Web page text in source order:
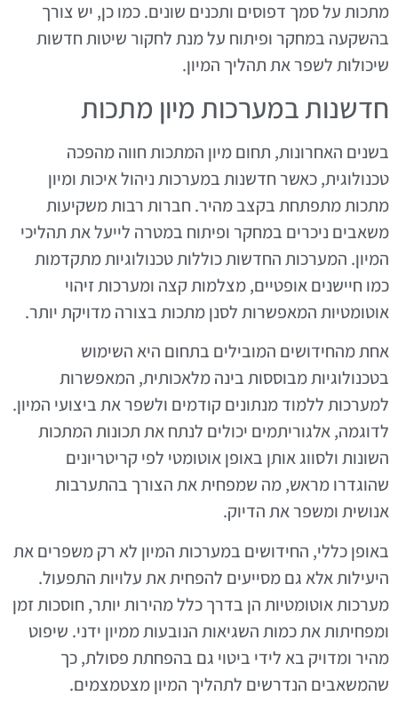
מתכות על סמך דפוסים ותכנים שונים. כמו כן, יש צורך
בהשקעה במחקר ופיתוח על מנת לחקור שיטות חדשות
שיכולות לשפר את תהליך המיון.
חדשנות במערכות מיון מתכות
בשנים האחרונות, תחום מיון המתכות חווה מהפכה
טכנולוגית, כאשר חדשנות במערכות ניהול איכות ומיון
מתכות מתפתחת בקצב מהיר. חברות רבות משקיעות
משאבים ניכרים במחקר ופיתוח במטרה לייעל את תהליכי
המיון. המערכות החדשות כוללות טכנולוגיות מתקדמות
כמו חיישנים אופטיים, מצלמות קצה ומערכות זיהוי
אוטומטיות המאפשרות לסנן מתכות בצורה מדויקת יותר.
אחת מהחידושים המובילים בתחום היא השימוש
בטכנולוגיות מבוססות בינה מלאכותית, המאפשרות
למערכות ללמוד מנתונים קודמים ולשפר את ביצועי המיון.
לדוגמה, אלגוריתמים יכולים לנתח את תכונות המתכות
השונות ולסווג אותן באופן אוטומטי לפי קריטריונים
שהוגדרו מראש, מה שמפחית את הצורך בהתערבות
אנושית ומשפר את הדיוק.
באופן כללי, החידושים במערכות המיון לא רק משפרים את
היעילות אלא גם מסייעים להפחית את עלויות התפעול.
מערכות אוטומטיות הן בדרך כלל מהירות יותר, חוסכות זמן
ומפחיתות את כמות השגיאות הנובעות ממיון ידני. שיפוט
מהיר ומדויק בא לידי ביטוי גם בהפחתת פסולת, כך
שהמשאבים הנדרשים לתהליך המיון מצטמצמים.